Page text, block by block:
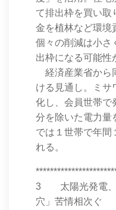
て排出枠を買い取
金を植林など環境
個々の削減は小さ
出枠になる可能性
経済産業省から
ける見通し。ミサ
化し、会員世帯で
分を除いた電力量
では１世帯で年間
れる。
3 太陽光発電、
穴」苦情相次ぐ